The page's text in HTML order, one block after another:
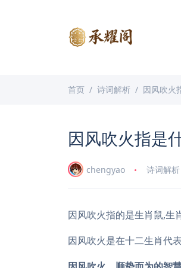
首页 诗词解析 因风吹火
因风吹火指是
chengyao 诗词解析
因风吹火指的是生肖鼠,生
因风吹火是在十二生肖代